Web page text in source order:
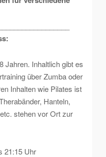
Jahren. Inhaltlich gibt es
über Zumba oder
Inhalten wie Pilates ist
Hanteln,
stehen vor Ort zur
21:15 Uhr